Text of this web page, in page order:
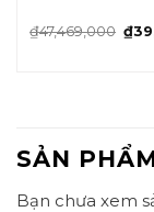
₫47,469,000 ₫
SẢN
Bạn chưa xem